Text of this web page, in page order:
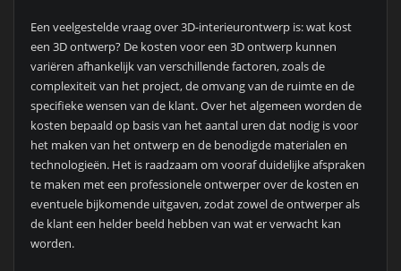
Een veelgestelde vraag over 3D-interieurontwerp is: wat kost
een 3D ontwerp? De kosten voor een 3D ontwerp kunnen
variëren afhankelijk van verschillende factoren, zoals de
complexiteit van het project, de omvang van de ruimte en de
specifieke wensen van de klant. Over het algemeen worden de
kosten bepaald op basis van het aantal uren dat nodig is voor
het maken van het ontwerp en de benodigde materialen en
technologieën. Het is raadzaam om vooraf duidelijke afspraken
te maken met een professionele ontwerper over de kosten en
eventuele bijkomende uitgaven, zodat zowel de ontwerper als
de klant een helder beeld hebben van wat er verwacht kan
worden.